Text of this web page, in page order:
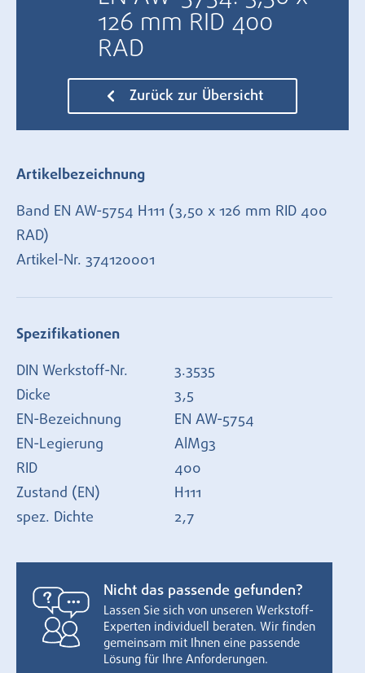
126 mm RID 400
RAD
Zurück zur Übersicht
Artikelbezeichnung
Band EN AW-5754 H111 (3,50 x 126 mm RID 400
RAD)
Artikel-Nr. 374120001
Spezifikationen
DIN Werkstoff-Nr.
3.3535
Dicke
3,5
EN-Bezeichnung
EN AW-5754
EN-Legierung
AlMg3
RID
400
Zustand (EN)
H111
spez. Dichte
2,7
Nicht das passende gefunden?
Lassen Sie sich von unseren Werkstoff-
Experten individuell beraten. Wir finden
gemeinsam mit Ihnen eine passende
Lösung für Ihre Anforderungen.